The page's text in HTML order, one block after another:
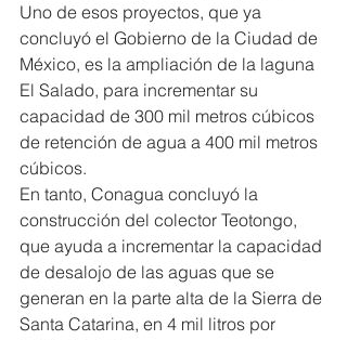
Uno de esos proyectos, que ya
concluyó el Gobierno de la Ciudad de
México, es la ampliación de la laguna
El Salado, para incrementar su
capacidad de 300 mil metros cúbicos
de retención de agua a 400 mil metros
cúbicos.
En tanto, Conagua concluyó la
construcción del colector Teotongo,
que ayuda a incrementar la capacidad
de desalojo de las aguas que se
generan en la parte alta de la Sierra de
Santa Catarina, en 4 mil litros por